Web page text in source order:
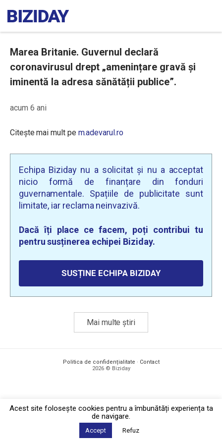
Marea Britanie. Guvernul declară
coronavirusul drept „amenințare gravă și
iminentă la adresa sănătății publice”.
acum 6 ani
Citește mai mult pe m.adevarul.ro
Echipa Biziday nu a solicitat și nu a acceptat
nicio formă de finanțare din fonduri
guvernamentale. Spațiile de publicitate sunt
limitate, iar reclama neinvazivă.
Dacă îți place ce facem, poți contribui tu
pentru susținerea echipei Biziday.
SUSȚINE ECHIPA BIZIDAY
Mai multe știri
Politica de confidențialitate · Contact
2026 © Biziday
Acest site foloseşte cookies pentru a îmbunătăți experiența ta
de navigare.
Accept Refuz